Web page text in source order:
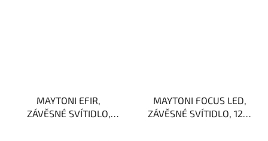
MAYTONI EFIR,
ZÁVĚSNÉ SVÍTIDLO,
MAYTONI FOCUS LED,
ZÁVĚSNÉ SVÍTIDLO, 12W